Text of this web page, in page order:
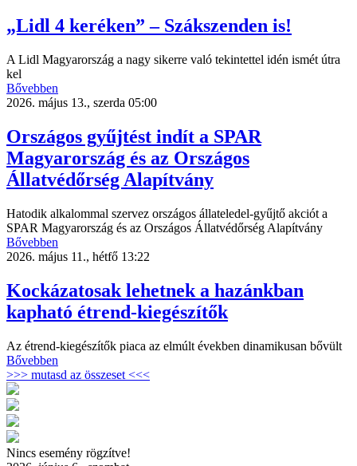
„Lidl 4 keréken” – Szákszenden is!
A Lidl Magyarország a nagy sikerre való tekintettel idén ismét útra
kel
Bővebben
2026. május 13., szerda 05:00
Országos gyűjtést indít a SPAR
Magyarország és az Országos
Állatvédőrség Alapítvány
Hatodik alkalommal szervez országos állateledel-gyűjtő akciót a
SPAR Magyarország és az Országos Állatvédőrség Alapítvány
Bővebben
2026. május 11., hétfő 13:22
Kockázatosak lehetnek a hazánkban
kapható étrend-kiegészítők
Az étrend-kiegészítők piaca az elmúlt években dinamikusan bővült
Bővebben
>>> mutasd az összeset <<<
Nincs esemény rögzítve!